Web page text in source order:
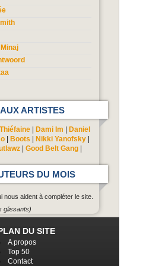
ARTISTES
Dami Im
Daniel
| Boots Nikki Yanofsky|
| Good Belt Gang|
DU MOIS
nous aident à compléter le site.
glissants)
DU SITE
A propos
Top 50
Contact